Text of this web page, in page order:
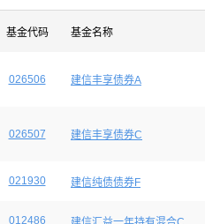
基金代码 基金名称
026506 建信丰享债券A
026507 建信丰享债券C
021930 建信纯债债券F
012486